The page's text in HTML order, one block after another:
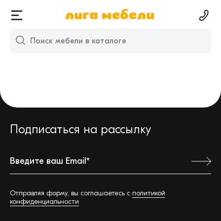
Подписаться на рассылку
Отправляя форму, вы соглашаетесь с политикой
конфиденциальности